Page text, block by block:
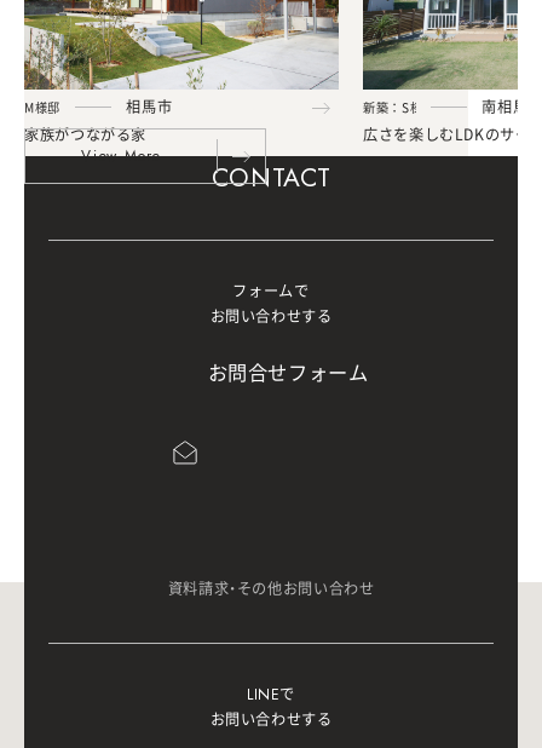
M様邸 相馬市
家族がつながる家
新築 ： S様 邸 南相馬
広さを楽しむLDKのサー
View More
CONTACT
フォームで
お問い合わせする
お問合せフ ォーム
資料請求・その他お問い合わせ
LINEで
お問い合わせする